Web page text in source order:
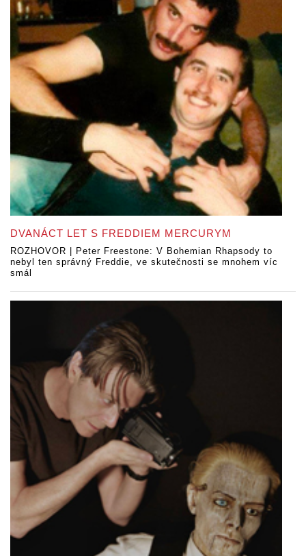
DVANÁCT LET S FREDDIEM MERCURYM
ROZHOVOR | Peter Freestone: V Bohemian Rhapsody to
nebyl ten správný Freddie, ve skutečnosti se mnohem víc
smál